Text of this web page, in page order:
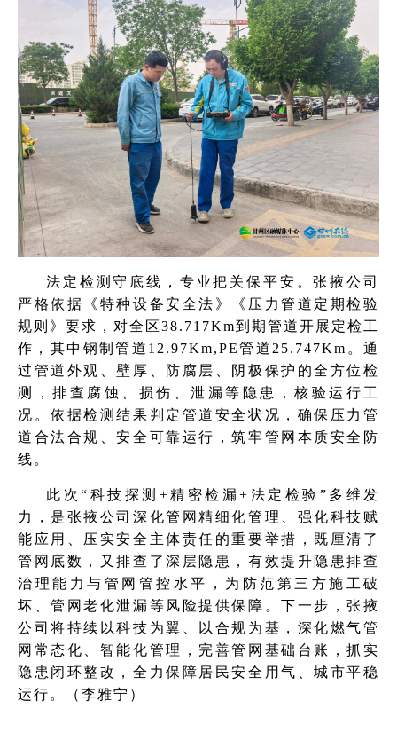
法定检测守底线，专业把关保平安。张掖公司
严格依据《特种设备安全法》《压力管道定期检验
规则》要求，对全区38.717Km到期管道开展定检工
作，其中钢制管道12.97Km,PE管道25.747Km。通
过管道外观、壁厚、防腐层、阴极保护的全方位检
测，排查腐蚀、损伤、泄漏等隐患，核验运行工
况。依据检测结果判定管道安全状况，确保压力管
道合法合规、安全可靠运行，筑牢管网本质安全防
线。
此次“科技探测+精密检漏+法定检验”多维发
力，是张掖公司深化管网精细化管理、强化科技赋
能应用、压实安全主体责任的重要举措，既厘清了
管网底数，又排查了深层隐患，有效提升隐患排查
治理能力与管网管控水平，为防范第三方施工破
坏、管网老化泄漏等风险提供保障。下一步，张掖
公司将持续以科技为翼、以合规为基，深化燃气管
网常态化、智能化管理，完善管网基础台账，抓实
隐患闭环整改，全力保障居民安全用气、城市平稳
运行。
（ 李雅宁）